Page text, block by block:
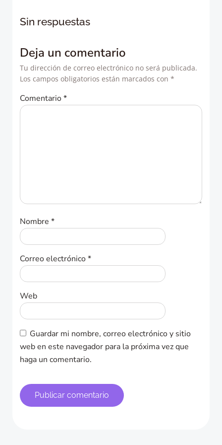
de
entradasentradas
Sin respuestas
Deja un comentario
Tu dirección de correo electrónico no será publicada.
Los campos obligatorios están marcados con *
Comentario*
Nombre *
Correo electrónico*
Web
Guardar mi nombre, correo electrónico y sitio
web en este navegador para la próxima vez que
haga un comentario.